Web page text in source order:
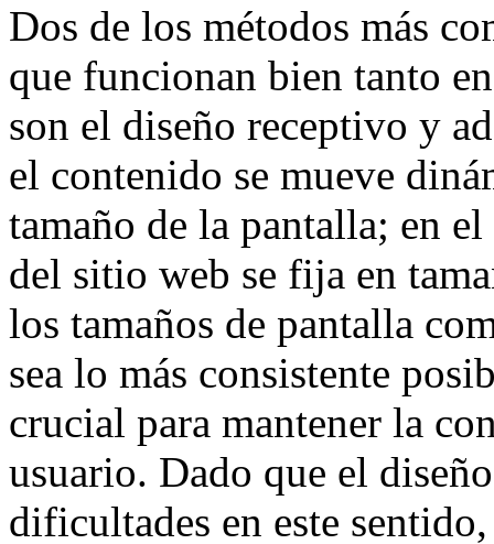
Dos de los métodos más
que funcionan bien tanto
son el diseño receptivo y
el contenido se mueve
tamaño de la pantalla; en
del sitio web se fija en
los tamaños de pantalla
sea lo más consistente
crucial para mantener la
usuario. Dado que el
dificultades en este